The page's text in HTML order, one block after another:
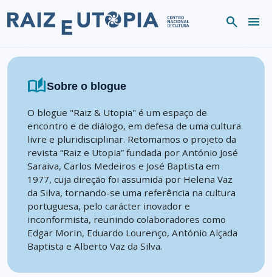
search menu
auto_storiesSobre o blogue
O blogue "Raiz & Utopia" é um espaço de
encontro e de diálogo, em defesa de uma cultura
livre e pluridisciplinar. Retomamos o projeto da
revista “Raiz e Utopia” fundada por António José
Saraiva, Carlos Medeiros e José Baptista em
1977, cuja direção foi assumida por Helena Vaz
da Silva, tornando-se uma referência na cultura
portuguesa, pelo carácter inovador e
inconformista, reunindo colaboradores como
Edgar Morin, Eduardo Lourenço, António Alçada
Baptista e Alberto Vaz da Silva.